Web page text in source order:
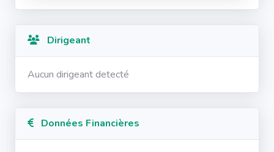
Dirigeant
Aucun dirigeant detecté
Données Financières